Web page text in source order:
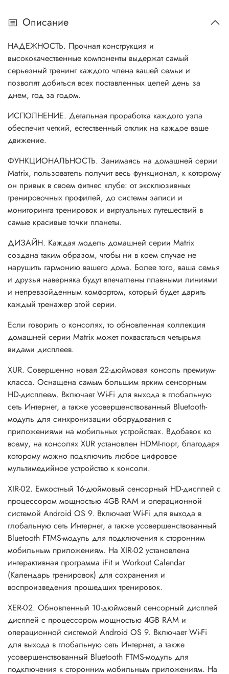
Описание
НАДЕЖНОСТЬ. Прочная конструкция и
высококачественные компоненты выдержат самый
серьезный тренинг каждого члена вашей семьи и
позволят добиться всех поставленных целей день за
днем, год за годом.
ИСПОЛНЕНИЕ. Детальная проработка каждого узла
обеспечит четкий, естественный отклик на каждое ваше
движение.
ФУНКЦИОНАЛЬНОСТЬ. Занимаясь на домашней серии
Matrix, пользователь получит весь функционал, к которому
он привык в своем фитнес клубе: от эксклюзивных
тренировочных профилей, до системы записи и
мониторинга тренировок и виртуальных путешествий в
самые красивые точки планеты.
ДИЗАЙН. Каждая модель домашней серии Matrix
создана таким образом, чтобы ни в коем случае не
нарушить гармонию вашего дома. Более того, ваша семья
и друзья наверняка будут впечатлены плавными линиями
и непревзойденным комфортом, который будет дарить
каждый тренажер этой серии.
Если говорить о консолях, то обновленная коллекция
домашней серии Matrix может похвастаться четырьмя
видами дисплеев.
XUR. Совершенно новая 22-дюймовая консоль премиум-
класса. Оснащена самым большим ярким сенсорным
HD-дисплеем. Включает Wi-Fi для выхода в глобальную
сеть Интернет, а также усовершенствованный Bluetooth-
модуль для синхронизации оборудования с
приложениями на мобильных устройствах. Вдобавок ко
всему, на консолях XUR установлен HDMI-порт, благодаря
которому можно подключить любое цифровое
мультимедийное устройство к консоли.
XIR-02. Емкостный 16-дюймовый сенсорный HD-дисплей с
процессором мощностью 4GB RAM и операционной
системой Android OS 9. Включает Wi-Fi для выхода в
глобальную сеть Интернет, а также усовершенствованный
Bluetooth FTMS-модуль для подключения к сторонним
мобильным приложениям. На XIR-02 установлена
интерактивная программа iFit и Workout Calendar
(Календарь тренировок) для сохранения и
воспроизведения прошедших тренировок.
XER-02. Обновленный 10-дюймовый сенсорный дисплей
дисплей с процессором мощностью 4GB RAM и
операционной системой Android OS 9. Включает Wi-Fi
для выхода в глобальную сеть Интернет, а также
усовершенствованный Bluetooth FTMS-модуль для
подключения к сторонним мобильным приложениям. На